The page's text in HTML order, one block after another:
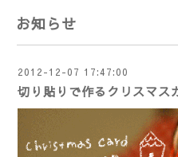
お知らせ
2012-12-07 17:47:00
切り貼りで作るクリスマス